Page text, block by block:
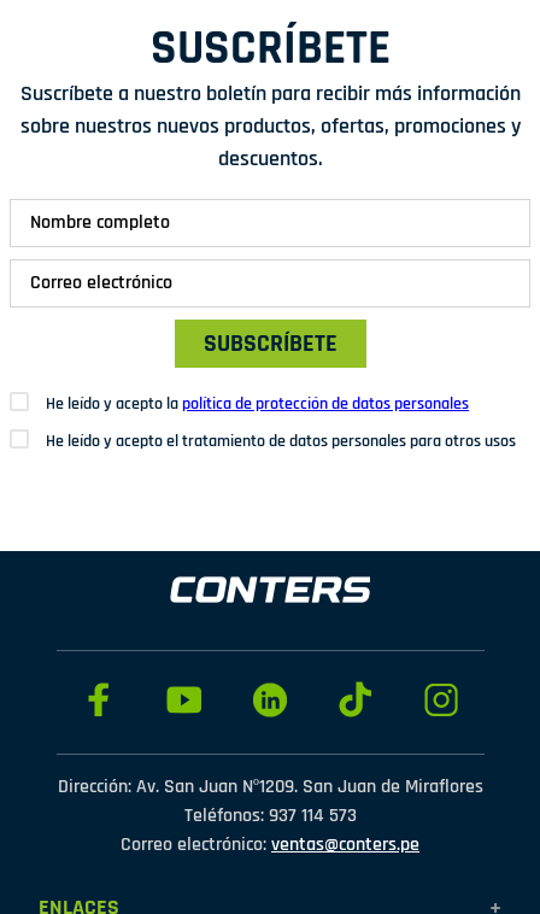
SUSCRÍBETE
Suscríbete a nuestro boletín para recibir más información
sobre nuestros nuevos productos, ofertas, promociones y
descuentos.
SUBSCRÍBETE
He leído y acepto lapolítica de protección de datos personales
He leído y acepto el tratamiento de datos personales para otros usos
Dirección: Av. San Juan Nº1209. San Juan de Miraflores
Teléfonos: 937 114 573
Correo electrónico:ventas@conters.pe
ENLACES +